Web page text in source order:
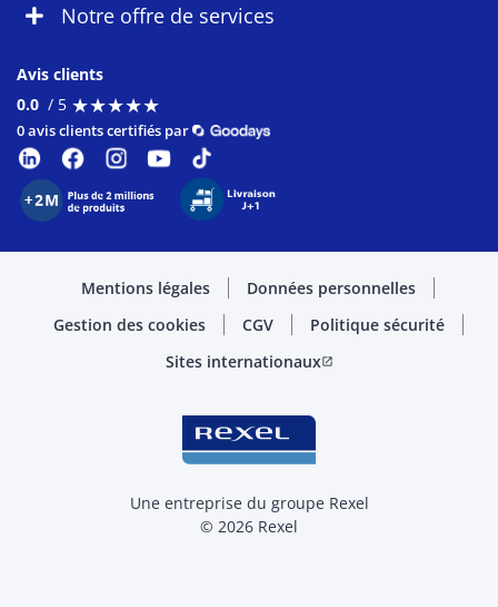
Notre offre de services
Avis clients
0.0 / 5 ★★★★★
★★★★★
0 avis clients certifiés par
Mentions légales
Données personnelles
Gestion des cookies
CGV
Politique sécurité
Sites internationauxopen_in_new
Une entreprise du groupe Rexel
© 2026 Rexel